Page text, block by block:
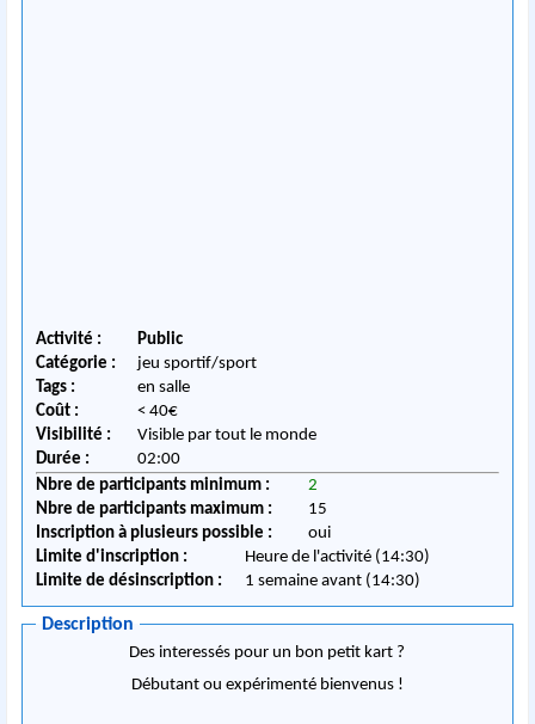
Activité :
Public
Catégorie :
jeu sportif/sport
Tags :
en salle
Coût :
< 40€
Visibilité :
Visible par tout le monde
Durée :
02:00
Nbre de participants minimum :
2
Nbre de participants maximum :
15
Inscription à plusieurs possible :
oui
Limite d'inscription :
Heure de l'activité (14:30)
Limite de désinscription :
1 semaine avant (14:30)
Description
Des interessés pour un bon petit kart ?
Débutant ou expérimenté bienvenus !